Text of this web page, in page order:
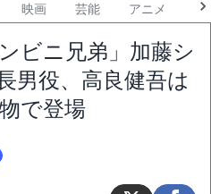
映画 芸能 アニメ
ビニ兄弟」加藤シ
男役、高良健吾は
で登場